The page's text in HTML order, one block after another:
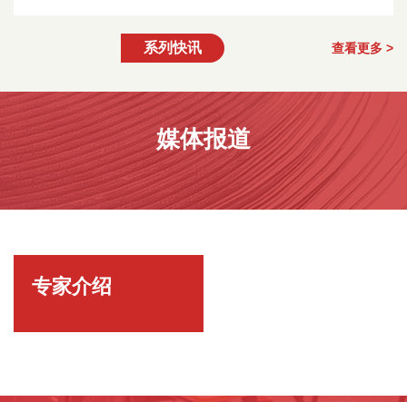
系列快讯 查看更多 >
媒体报道
专家介绍